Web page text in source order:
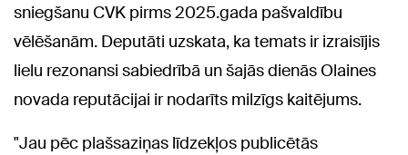
sniegšanu CVK pirms 2025.gada pašvaldību
vēlēšanām. Deputāti uzskata, ka temats ir izraisījis
lielu rezonansi sabiedrībā un šajās dienās Olaines
novada reputācijai ir nodarīts milzīgs kaitējums.
"Jau pēc plašsaziņas līdzekļos publicētās